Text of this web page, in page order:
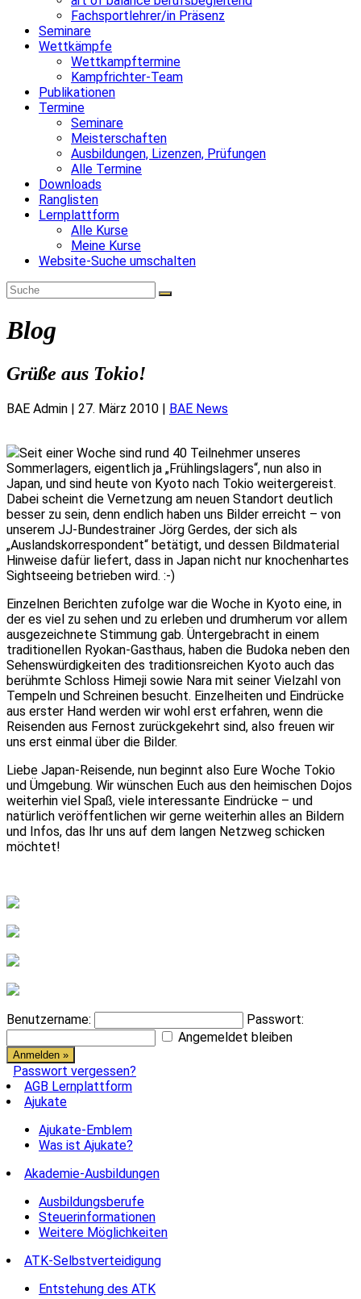
Fachsportlehrer/in Präsenz
Seminare
Wettkämpfe
Wettkampftermine
Kampfrichter-Team
Publikationen
Termine
Seminare
Meisterschaften
Ausbildungen, Lizenzen, Prüfungen
Alle Termine
Downloads
Ranglisten
Lernplattform
Alle Kurse
Meine Kurse
Website-Suche umschalten
Blog
Grüße aus Tokio!
BAE Admin | 27. März 2010 | BAE News
Seit einer Woche sind rund 40 Teilnehmer unseres
Sommerlagers, eigentlich ja „Frühlingslagers“, nun also in
Japan, und sind heute von Kyoto nach Tokio weitergereist.
Dabei scheint die Vernetzung am neuen Standort deutlich
besser zu sein, denn endlich haben uns Bilder erreicht – von
unserem JJ-Bundestrainer Jörg Gerdes, der sich als
„Auslandskorrespondent“ betätigt, und dessen Bildmaterial
Hinweise dafür liefert, dass in Japan nicht nur knochenhartes
Sightseeing betrieben wird. :-)
Einzelnen Berichten zufolge war die Woche in Kyoto eine, in
der es viel zu sehen und zu erleben und drumherum vor allem
ausgezeichnete Stimmung gab. Üntergebracht in einem
traditionellen Ryokan-Gasthaus, haben die Budoka neben den
Sehenswürdigkeiten des traditionsreichen Kyoto auch das
berühmte Schloss Himeji sowie Nara mit seiner Vielzahl von
Tempeln und Schreinen besucht. Einzelheiten und Eindrücke
aus erster Hand werden wir wohl erst erfahren, wenn die
Reisenden aus Fernost zurückgekehrt sind, also freuen wir
uns erst einmal über die Bilder.
Liebe Japan-Reisende, nun beginnt also Eure Woche Tokio
und Ümgebung. Wir wünschen Euch aus den heimischen Dojos
weiterhin viel Spaß, viele interessante Eindrücke – und
natürlich veröffentlichen wir gerne weiterhin alles an Bildern
und Infos, das Ihr uns auf dem langen Netzweg schicken
möchtet!
Benutzername:
Passwort:
Angemeldet bleiben
Passwort vergessen?
AGB Lernplattform
Ajukate
Ajukate-Emblem
Was ist Ajukate?
Akademie-Ausbildungen
Ausbildungsberufe
Steuerinformationen
Weitere Möglichkeiten
ATK-Selbstverteidigung
Entstehung des ATK